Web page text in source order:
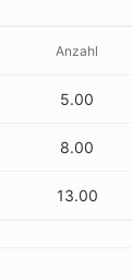
Anzahl
5.00
8.00
13.00